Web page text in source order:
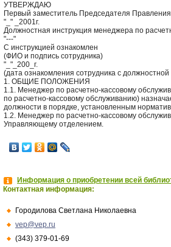
УТВЕРЖДАЮ
Первый заместитель Председателя Правления
"_" _2001г.
Должностная инструкция менеджера по
"---"
С инструкцией ознакомлен
(ФИО и подпись сотрудника)
"_"_200_г.
(дата ознакомления сотрудника с должностной
1. ОБЩИЕ ПОЛОЖЕНИЯ
1.1. Менеджер по расчетно-кассовому
по расчетно-кассовому обслуживанию)
должности в порядке, установленным
1.2. Менеджер по расчетно-кассовому
Управляющему отделением.
Информация о приобретении всей
Контактная информация:
Городилова Светлана Николаевна
vep@vep.ru
(343) 379-01-69